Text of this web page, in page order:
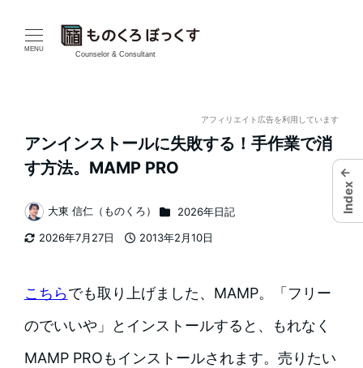
MENU
Counselor & Consultant
アフィリエイト広告を利用しています
アンインストールに失敗する！手作業で消
す方法。MAMP PRO
2026年7月27日
2013年2月10日
著
者
大東 信仁（ものくろ） カテゴリー
2026年日記
こちらでも取り上げました、MAMP。「フリー
のでいいや」とインストールすると、もれなく
MAMP PROもインストールされます。売りたい
←
Index